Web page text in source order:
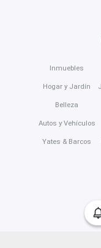
Inmuebles
Hogar y Jardín
Belleza
Autos y Vehículos
Yates & Barcos